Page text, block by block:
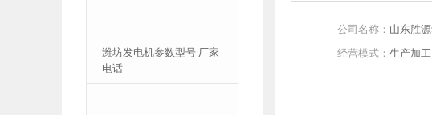
公司名称： 山东胜
经营模式： 生产加工
潍柴发电机组厂家直销厂